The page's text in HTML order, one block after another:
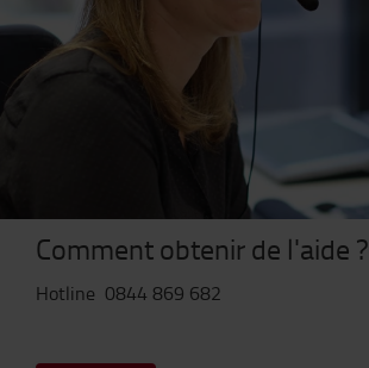
Comment obtenir de l'aide ?
Hotline 0844 869 682